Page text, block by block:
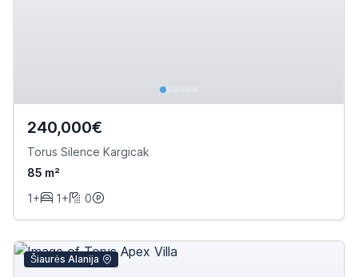
240,000€
Torus Silence Kargicak
85 m²
1+
1+ 0
Šiaurės Alanija